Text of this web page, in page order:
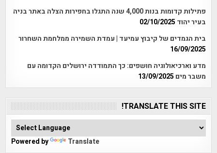
פתילות קדומות בנות 4,000 שנה התגלו בחפירות הצלה באתר בניה
בעיר יהוד 02/10/2025
בית הגמדים של קיבוץ עמיעד | עמדת השמירה ממלחמת השחרור
16/09/2025
מדע וארכיאולוגיה חושפים: כך התמודדה ירושלים הקדומה עם
משבר מים 13/09/2025
TRANSLATE THIS SITE!
Powered by Translate